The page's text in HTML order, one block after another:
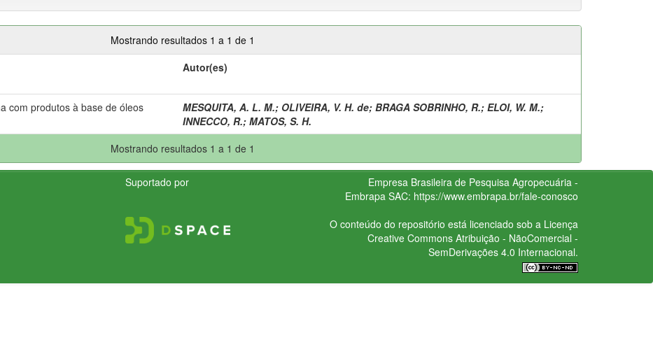
Mostrando resultados 1 a 1 de 1
Autor(es)
com produtos à base de óleos
MESQUITA, A. L. M.; OLIVEIRA, V. H. de; BRAGA SOBRINHO, R.; ELOI, W. M.;
INNECCO, R.; MATOS, S. H.
Mostrando resultados 1 a 1 de 1
Suportado por
Empresa Brasileira de Pesquisa Agropecuária -
Embrapa SAC: https://www.embrapa.br/fale-conosco
O conteúdo do repositório está licenciado sob a Licença
Creative CommonsAtribuição - NãoComercial -
SemDerivações 4.0 Internacional.